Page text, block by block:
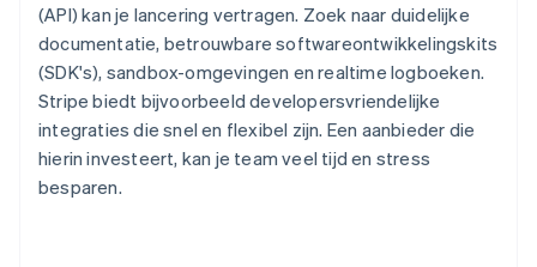
(API) kan je lancering vertragen. Zoek naar duidelijke
documentatie, betrouwbare softwareontwikkelingskits
(SDK's), sandbox-omgevingen en realtime logboeken.
Stripe biedt bijvoorbeeld developersvriendelijke
integraties die snel en flexibel zijn. Een aanbieder die
hierin investeert, kan je team veel tijd en stress
besparen.